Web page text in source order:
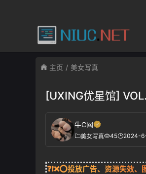
主页 美女写真
[UXING优星馆]
牛C网
美女写真 45 2024-
❓❗❌⭕投放广告、资源失效